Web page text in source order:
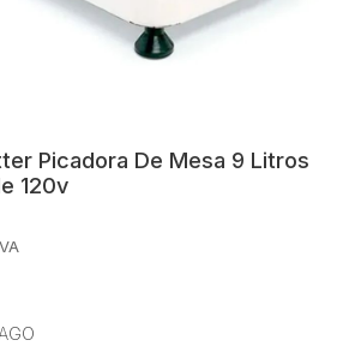
Picadora De Mesa 9 Litros
120v